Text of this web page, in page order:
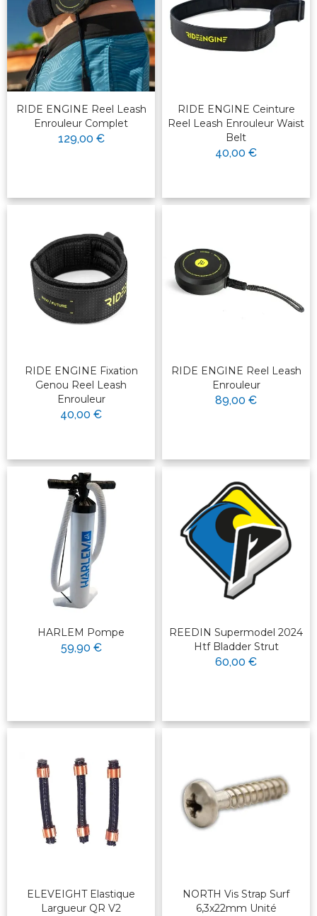
RIDE ENGINE Reel Leash
Enrouleur Complet
129,00 €
RIDE ENGINE Ceinture
Reel Leash Enrouleur Waist
Belt
40,00 €
RIDE ENGINE Fixation
Genou Reel Leash
Enrouleur
40,00 €
RIDE ENGINE Reel Leash
Enrouleur
89,00 €
HARLEM Pompe
59,90 €
REEDIN Supermodel 2024
Htf Bladder Strut
60,00 €
ELEVEIGHT Elastique
Largueur QR V2
NORTH Vis Strap Surf
6,3x22mm Unité